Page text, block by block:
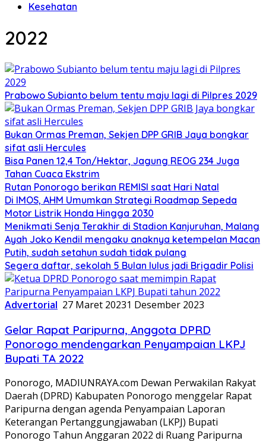
Kesehatan
2022
Prabowo Subianto belum tentu maju lagi di Pilpres 2029
Bukan Ormas Preman, Sekjen DPP GRIB Jaya bongkar
sifat asli Hercules
Bisa Panen 12,4 Ton/Hektar, Jagung REOG 234 Juga
Tahan Cuaca Ekstrim
Rutan Ponorogo berikan REMISI saat Hari Natal
Di IMOS, AHM Umumkan Strategi Roadmap Sepeda
Motor Listrik Honda Hingga 2030
Menikmati Senja Terakhir di Stadion Kanjuruhan, Malang
Ayah Joko Kendil mengaku anaknya ketempelan Macan
Putih, sudah setahun sudah tidak pulang
Segera daftar, sekolah 5 Bulan lulus jadi Brigadir Polisi
Advertorial 27 Maret 20231 Desember 2023
Gelar Rapat Paripurna, Anggota DPRD
Ponorogo mendengarkan Penyampaian LKPJ
Bupati TA 2022
Ponorogo, MADIUNRAYA.com Dewan Perwakilan Rakyat
Daerah (DPRD) Kabupaten Ponorogo menggelar Rapat
Paripurna dengan agenda Penyampaian Laporan
Keterangan Pertanggungjawaban (LKPJ) Bupati
Ponorogo Tahun Anggaran 2022 di Ruang Paripurna